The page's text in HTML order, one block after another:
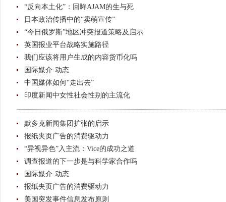
“反向本土化”：回眸AJAM的生与死
日本政治传播中的“卖萌宣传”
“今日俄罗斯”地区冲突报道策略及启示
英国报业平台战略实施路径
我们应该将用户生成的内容货币化吗
国际媒介·动态
中国媒体如何“走出去”
印度新闻中女性社会性别的主流化
默多克新闻集团扩张的启示
报纸夹页广告的消费驱动力
“异视异色”入主流：Vice的成功之道
调查报道的下一步是与科学家合作吗
国际媒介·动态
报纸夹页广告的消费驱动力
美国突发事件信息发布原则